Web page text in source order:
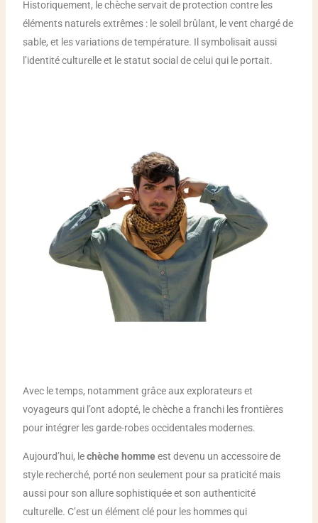
Historiquement, le chèche servait de protection contre les
éléments naturels extrêmes : le soleil brûlant, le vent chargé de
sable, et les variations de température. Il symbolisait aussi
l’identité culturelle et le statut social de celui qui le portait.
Avec le temps, notamment grâce aux explorateurs et
voyageurs qui l’ont adopté, le chèche a franchi les frontières
pour intégrer les garde-robes occidentales modernes.
Aujourd’hui, lechèche hommeest devenu un accessoire de
style recherché, porté non seulement pour sa praticité mais
aussi pour son allure sophistiquée et son authenticité
culturelle. C’est un élément clé pour les hommes qui